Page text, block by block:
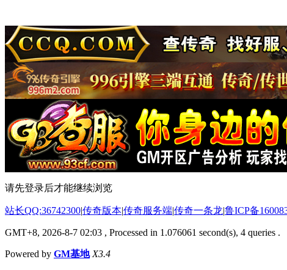
请先登录后才能继续浏览
站长QQ:36742300|传奇版本|传奇服务端|传奇一条龙|鲁ICP备
GMT+8, 2026-8-7 02:03 , Processed in 1.076061 second(s), 4 queries .
Powered by GM基地 X3.4